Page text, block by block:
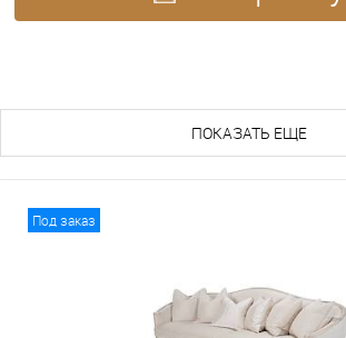
ПОКАЗАТЬ ЕЩЕ
Под заказ